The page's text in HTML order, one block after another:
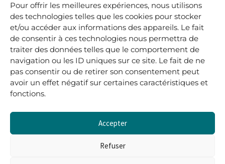
Pour offrir les meilleures expériences, nous utilisons
des technologies telles que les cookies pour stocker
et/ou accéder aux informations des appareils. Le fait
de consentir à ces technologies nous permettra de
traiter des données telles que le comportement de
navigation ou les ID uniques sur ce site. Le fait de ne
pas consentir ou de retirer son consentement peut
avoir un effet négatif sur certaines caractéristiques et
fonctions.
Accepter
Refuser
05 40 41 37 18
.
MARDI AU SAMEDI
10H00-12H45 | 14H00 -19H00
boutique@lerenardetlasouris.com